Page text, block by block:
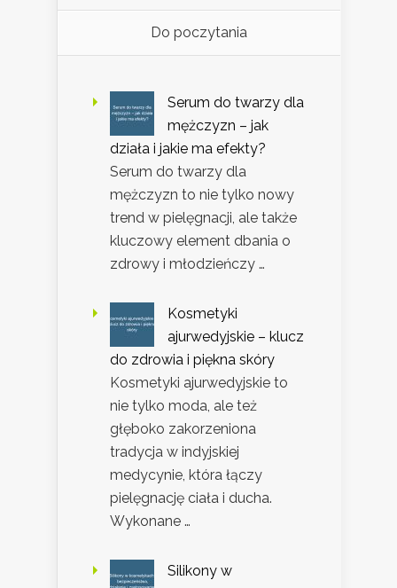
Do poczytania
Serum do twarzy dla
mężczyzn – jak
działa i jakie ma efekty?
Serum do twarzy dla
mężczyzn to nie tylko nowy
trend w pielęgnacji, ale także
kluczowy element dbania o
zdrowy i młodzieńczy …
Kosmetyki
ajurwedyjskie – klucz
do zdrowia i piękna skóry
Kosmetyki ajurwedyjskie to
nie tylko moda, ale też
głęboko zakorzeniona
tradycja w indyjskiej
medycynie, która łączy
pielęgnację ciała i ducha.
Wykonane …
Silikony w